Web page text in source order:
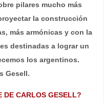
pilares mucho más
la construcción
más armónicas y con la
destinadas a lograr un
los argentinos.
Gesell.
DE CARLOS GESELL?